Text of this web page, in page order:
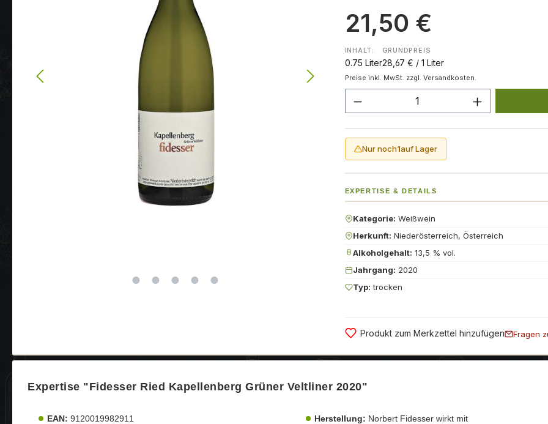
21,50 €
INHALT:
0.75 Liter
GRUNDPREIS
28,67 € / 1 Liter
Preise inkl. MwSt. zzgl. Versandkosten.
Produkt Anzahl: Gib den
Nur noch1auf Lager
EXPERTISE & DETAILS
Kategorie: Weißwein
Herkunft: Niederösterreich, Österreich
Alkoholgehalt: 13,5 % vol.
Jahrgang: 2020
Typ: trocken
Produkt zum Merkzettel hinzufügen Fragen
Expertise "Fidesser Ried Kapellenberg Grüner Veltliner 2020"
EAN: 9120019982911
Herstellung: Norbert Fidesser wirkt mit